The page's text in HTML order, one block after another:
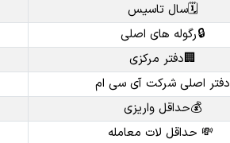
🗓سال تاسیس
🔒رگوله های اصلی
🏢دفتر مرکزی
دفتر اصلی شرکت آی سی ام
💰حداقل واریزی
💸 حداقل لات معامله